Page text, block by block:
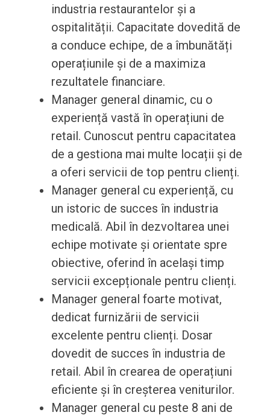
industria restaurantelor și a
ospitalității. Capacitate dovedită de
a conduce echipe, de a îmbunătăți
operațiunile și de a maximiza
rezultatele financiare.
Manager general dinamic, cu o
experiență vastă în operațiuni de
retail. Cunoscut pentru capacitatea
de a gestiona mai multe locații și de
a oferi servicii de top pentru clienți.
Manager general cu experiență, cu
un istoric de succes în industria
medicală. Abil în dezvoltarea unei
echipe motivate și orientate spre
obiective, oferind în același timp
servicii excepționale pentru clienți.
Manager general foarte motivat,
dedicat furnizării de servicii
excelente pentru clienți. Dosar
dovedit de succes în industria de
retail. Abil în crearea de operațiuni
eficiente și în creșterea veniturilor.
Manager general cu peste 8 ani de